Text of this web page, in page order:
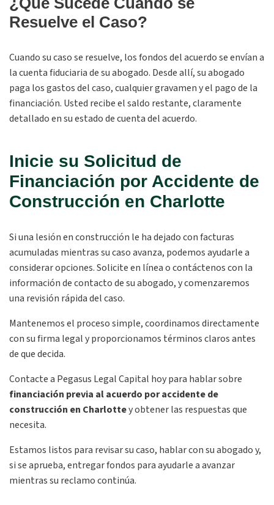
Resuelve el Caso?
Cuando su caso se resuelve, los fondos del acuerdo se envían a
la cuenta fiduciaria de su abogado. Desde allí, su abogado
paga los gastos del caso, cualquier gravamen y el pago de la
financiación. Usted recibe el saldo restante, claramente
detallado en su estado de cuenta del acuerdo.
Inicie su Solicitud de
Financiación por Accidente de
Construcción en Charlotte
Si una lesión en construcción le ha dejado con facturas
acumuladas mientras su caso avanza, podemos ayudarle a
considerar opciones. Solicite en línea o contáctenos con la
información de contacto de su abogado, y comenzaremos
una revisión rápida del caso.
Mantenemos el proceso simple, coordinamos directamente
con su firma legal y proporcionamos términos claros antes
de que decida.
Contacte a Pegasus Legal Capital hoy para hablar sobre
financiación previa al acuerdo por accidente de
construcción en Charlottey obtener las respuestas que
necesita.
Estamos listos para revisar su caso, hablar con su abogado y,
si se aprueba, entregar fondos para ayudarle a avanzar
mientras su reclamo continúa.